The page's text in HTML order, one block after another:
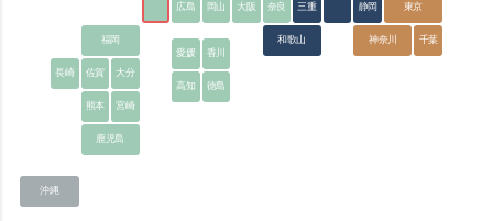
東京
神奈川 千葉
静岡
三重
和歌山
広島 岡山 大阪 奈良
香川
愛媛
徳島
高知
福岡
佐賀 大分
熊本
長崎
宮崎
鹿児島
沖縄